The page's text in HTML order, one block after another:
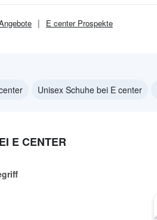
E centerProspekte
Unisex Schuhe bei E center
E CENTER